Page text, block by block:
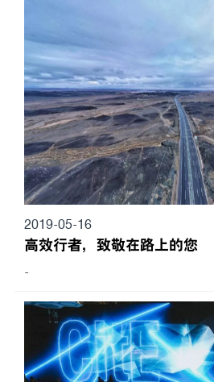
2019-05-16
高效行者，致敬在路上的您
-